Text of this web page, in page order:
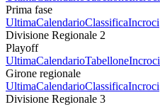
Prima fase
UltimaCalendarioClassificaIncroci
Divisione Regionale 2
Playoff
UltimaCalendarioTabelloneIncroci
Girone regionale
UltimaCalendarioClassificaIncroci
Divisione Regionale 3